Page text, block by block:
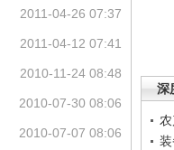
深
2011-04-26 07:37
2011-04-12 07:41
2010-11-24 08:48
2010-07-30 08:06
2010-07-07 08:06